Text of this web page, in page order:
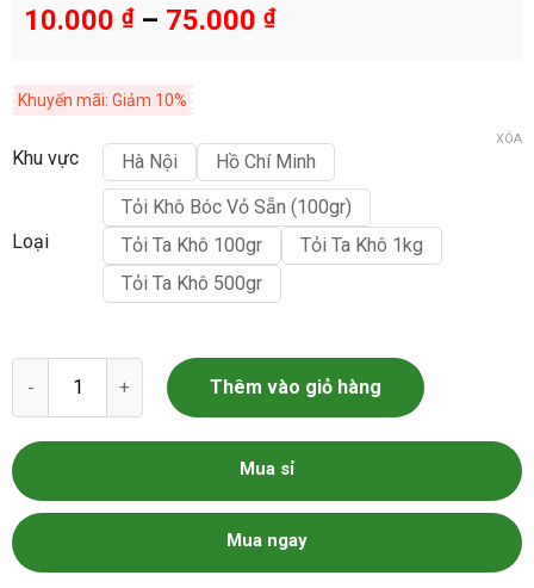
10.000 ₫– 75.000 ₫
Khuyến mãi: Giảm 10%
Khu vực Hà Nội Hồ Chí Minh
Loại
Tỏi Khô Bóc Vỏ Sẵn (100gr)
Tỏi Ta Khô 100gr
Tỏi Ta Khô 1kg
Tỏi Ta Khô 500gr
XÓA
Tỏi Ta khô - Tỏi Bóc Vỏ Sẵn số lượng
Thêm vào giỏ hàng
Mua sỉ
Mua ngay